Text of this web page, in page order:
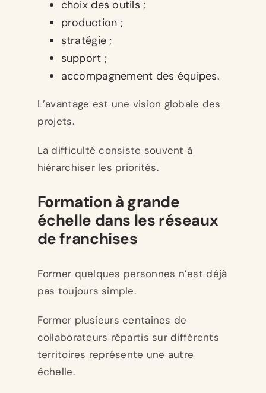
choix des outils ;
production ;
stratégie ;
support ;
accompagnement des équipes.
L’avantage est une vision globale des
projets.
La difficulté consiste souvent à
hiérarchiser les priorités.
Formation à grande
échelle dans les réseaux
de franchises
Former quelques personnes n’est déjà
pas toujours simple.
Former plusieurs centaines de
collaborateurs répartis sur différents
territoires représente une autre
échelle.